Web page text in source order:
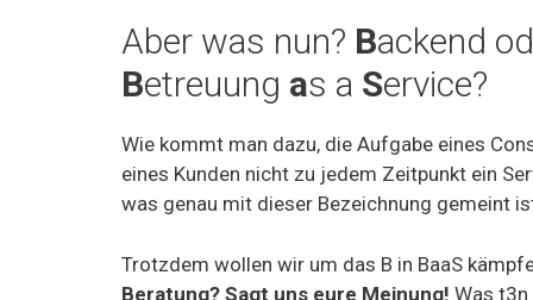
Aber was nun? Backend
Betreuung as a Service?
Wie kommt man dazu, die Aufgabe eines
eines Kunden nicht zu jedem Zeitpunkt ein
was genau mit dieser Bezeichnung gemeint
Trotzdem wollen wir um das B in BaaS
Beratung? Sagt uns eure Meinung! Was t3n